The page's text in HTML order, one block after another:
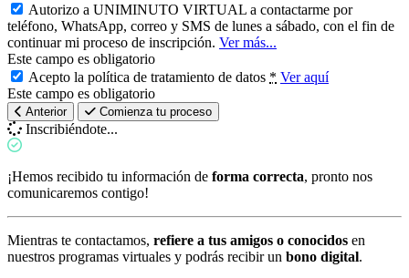
Autorizo a UNIMINUTO VIRTUAL a contactarme por
teléfono, WhatsApp, correo y SMS de lunes a sábado, con el fin de
continuar mi proceso de inscripción. Ver más...
Este campo es obligatorio
Acepto la política de tratamiento de datos * Ver aquí
Este campo es obligatorio
Anterior Comienza tu proceso
Inscribiéndote...
¡Hemos recibido tu información de forma correcta, pronto nos
comunicaremos contigo!
Mientras te contactamos, refiere a tus amigos o conocidos en
nuestros programas virtuales y podrás recibir un bono digital.